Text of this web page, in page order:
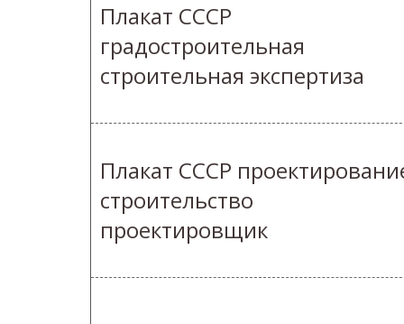
Плакат СССР
градостроительная
строительная экспертиза
Плакат СССР
строительство
проектировщик